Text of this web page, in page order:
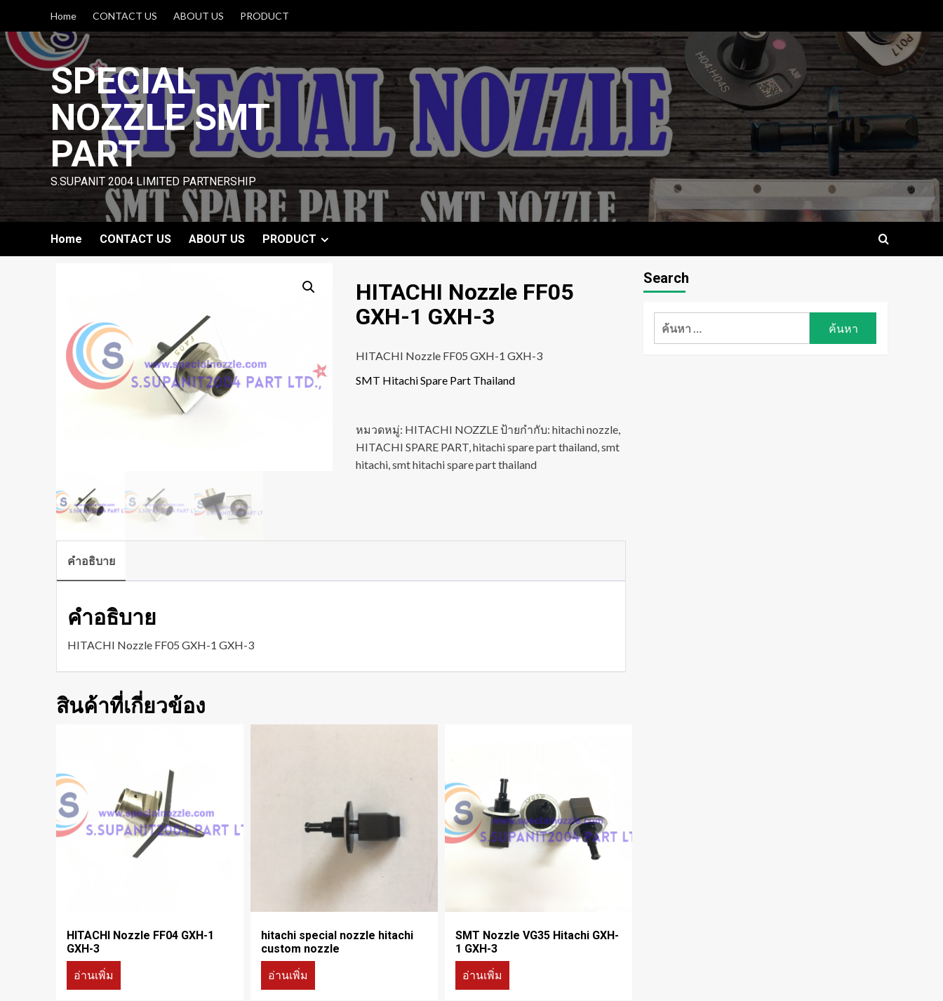
content
Home CONTACT US ABOUT US PRODUCT
SPECIAL
NOZZLE SMT
PART
S.SUPANIT 2004 LIMITED PARTNERSHIP
Home CONTACT US ABOUT US PRODUCT
HITACHI Nozzle FF05
GXH-1 GXH-3
HITACHI Nozzle FF05 GXH-1 GXH-3
SMT Hitachi Spare Part Thailand
หมวดหมู่: HITACHI NOZZLEป้ายกำกับ: hitachi nozzle,
HITACHI SPARE PART,hitachi spare part thailand,smt
hitachi,smt hitachi spare part thailand
คำอธิบาย
คำอธิบาย
HITACHI Nozzle FF05 GXH-1 GXH-3
สินค้าที่เกี่ยวข้อง
HITACHI Nozzle FF04 GXH-1
GXH-3
อ่านเพิ่ม
hitachi special nozzle hitachi
custom nozzle
อ่านเพิ่ม
SMT Nozzle VG35 Hitachi GXH-
1 GXH-3
อ่านเพิ่ม
Search
ค้นหา